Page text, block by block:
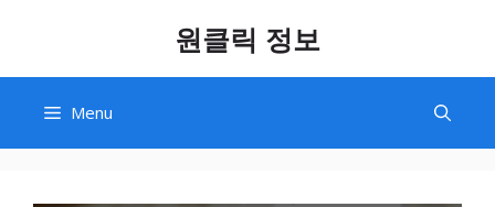
content
원클릭 정보
Menu